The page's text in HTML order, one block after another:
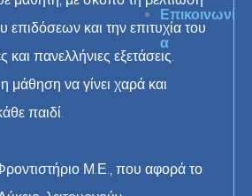
Επικοινωνί
α
επιδόσεων και την επιτυχία του
και πανελλήνιες εξετάσεις.
μάθηση να γίνει χαρά και
παιδί.
Μ.Ε., που αφορά το